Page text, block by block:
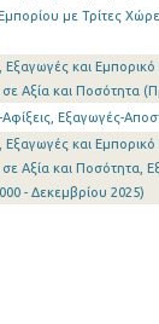
με Τρίτες
Εξαγωγές και
Αξία και Ποσότητα
Αφίξεις, Εξαγωγές-
Εξαγωγές και
Αξία και Ποσότητα,
- Δεκεμβρίου 2025)